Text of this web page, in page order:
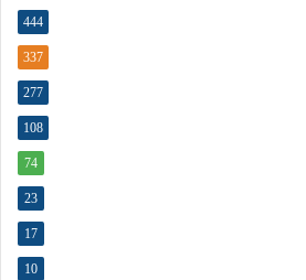
444
337
277
108
74
23
17
10